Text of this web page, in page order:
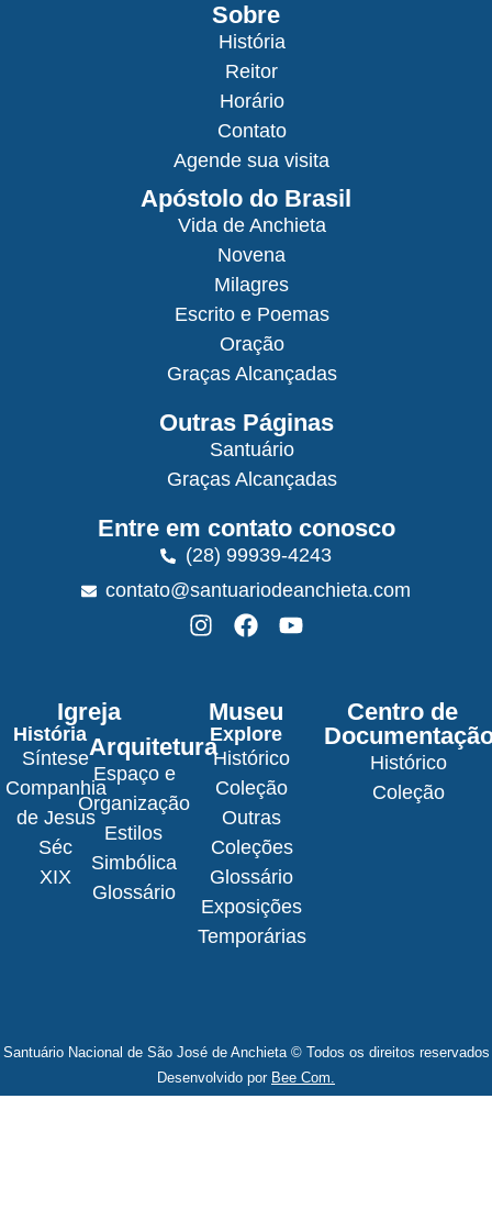
Sobre
História
Reitor
Horário
Contato
Agende sua visita
Apóstolo do Brasil
Vida de Anchieta
Novena
Milagres
Escrito e Poemas
Oração
Graças Alcançadas
Outras Páginas
Santuário
Graças Alcançadas
Entre em contato conosco
(28) 99939-4243
contato@santuariodeanchieta.com
Igreja
História
Síntese
Companhia
de Jesus
Séc
XIX
Arquitetura
Espaço e
Organização
Estilos
Simbólica
Glossário
Museu
Explore
Histórico
Coleção
Outras
Coleções
Glossário
Exposições
Temporárias
Centro de
Histórico
Coleção
Santuário Nacional de São José de Anchieta © Todos os direitos reservados
Desenvolvido por Bee Com.